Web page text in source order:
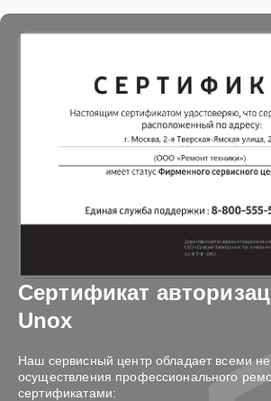
Сертификат
Unox
Наш сервисный центр обладает всеми
осуществления профессионального
сертификатами: